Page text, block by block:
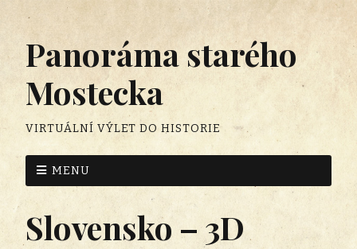
Panoráma starého
Mostecka
VIRTUÁLNÍ VÝLET DO HISTORIE
MENU
Slovensko – 3D